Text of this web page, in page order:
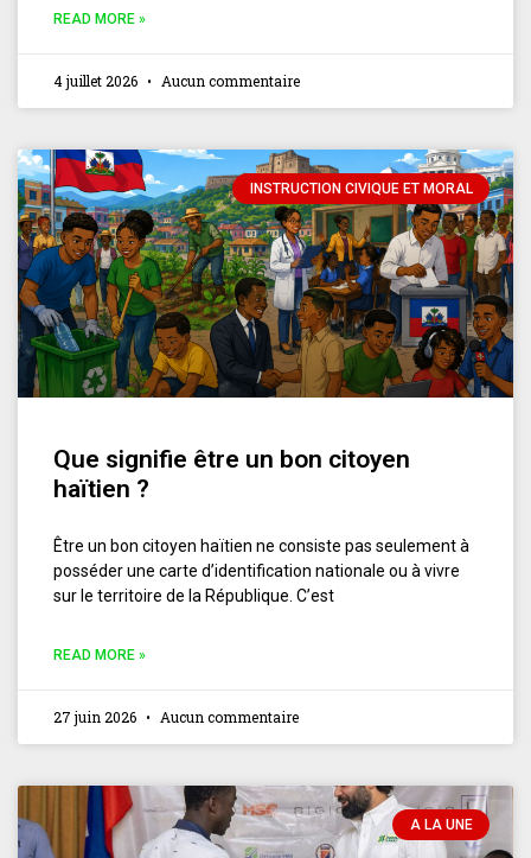
READ MORE »
4 juillet 2026 Aucun commentaire
INSTRUCTION CIVIQUE ET MORAL
Que signifie être un bon citoyen
haïtien ?
Être un bon citoyen haïtien ne consiste pas seulement à
posséder une carte d’identification nationale ou à vivre
sur le territoire de la République. C’est
READ MORE »
27 juin 2026 Aucun commentaire
A LA UNE